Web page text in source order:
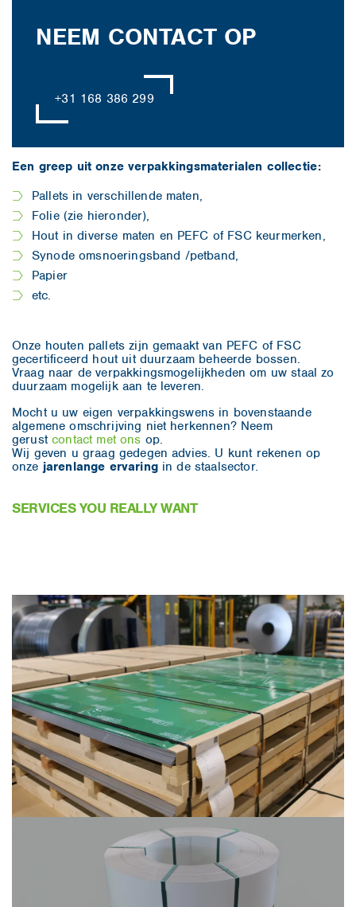
NEEM CONTACT OP
+31 168 386 299
Een greep uit onze verpakkingsmaterialen collectie:
Pallets in verschillende maten,
Folie (zie hieronder),
Hout in diverse maten en PEFC of FSC keurmerken,
Synode omsnoeringsband /petband,
Papier
etc.
Onze houten pallets zijn gemaakt van PEFC of FSC
gecertificeerd hout uit duurzaam beheerde bossen.
Vraag naar de verpakkingsmogelijkheden om uw staal zo
duurzaam mogelijk aan te leveren.
Mocht u uw eigen verpakkingswens in bovenstaande
algemene omschrijving niet herkennen? Neem
gerustcontact met ons op.
Wij geven u graag gedegen advies. U kunt rekenen op
onze jarenlange ervaringin de staalsector.
SERVICES YOU REALLY WANT